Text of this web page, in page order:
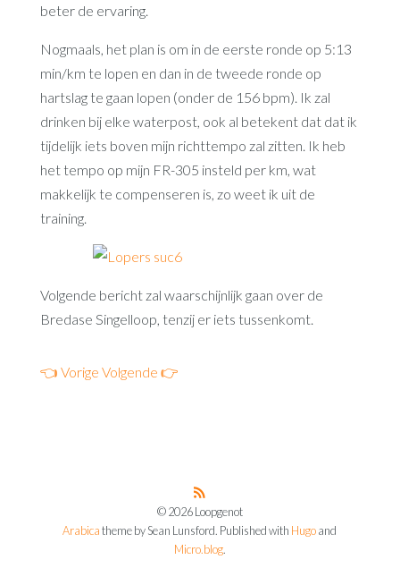
beter de ervaring.
Nogmaals, het plan is om in de eerste ronde op 5:13
min/km te lopen en dan in de tweede ronde op
hartslag te gaan lopen (onder de 156 bpm). Ik zal
drinken bij elke waterpost, ook al betekent dat dat ik
tijdelijk iets boven mijn richttempo zal zitten. Ik heb
het tempo op mijn FR-305 insteld per km, wat
makkelijk te compenseren is, zo weet ik uit de
training.
Volgende bericht zal waarschijnlijk gaan over de
Bredase Singelloop, tenzij er iets tussenkomt.
👈 Vorige Volgende 👉
© 2026 Loopgenot
Arabica theme by Sean Lunsford. Published with Hugo and
Micro.blog.